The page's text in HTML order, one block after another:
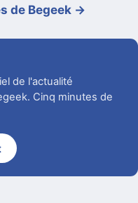
de Begeek →
de l'actualité
Cinq minutes de